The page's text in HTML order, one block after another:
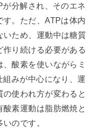
分解され、そのエネ
す。ただ、ATPは体内
いため、運動中は糖質
り続ける必要がある
酸素を使いながらミ
組みが中心になり、運
使われ方が変わると
素運動は脂肪燃焼と
のです。